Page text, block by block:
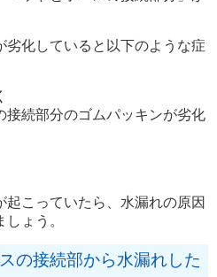
劣化していると以下のような症
接続部分のゴムパッキンが劣化
起こっていたら、水漏れの原因
ょう。
の接続部から水漏れした